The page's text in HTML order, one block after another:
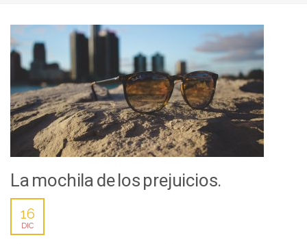
La mochila de los prejuicios.
16
DIC